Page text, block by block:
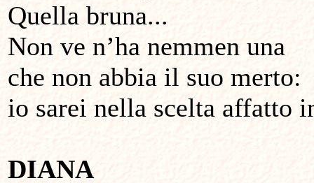
Quella bruna...
Non ve n’ha nemmen una
che non abbia il suo merto:
io sarei nella scelta affatto
DIANA